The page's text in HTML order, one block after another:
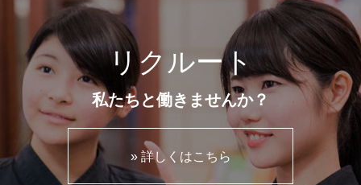
リクルート
私たちと働きませんか？
» 詳しくはこちら